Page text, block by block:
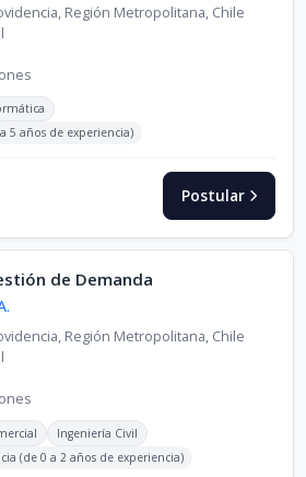
Región Metropolitana, Chile
5 años de experiencia)
Postular
de Demanda
Región Metropolitana, Chile
Ingeniería Civil
(de 0 a 2 años de experiencia)